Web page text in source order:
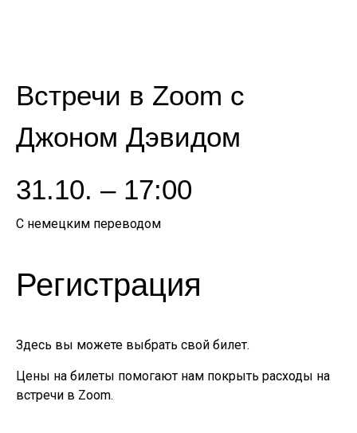
Встречи в Zoom с
Джоном Дэвидом
31.10. – 17:00
С немецким переводом
Регистрация
Здесь вы можете выбрать свой билет.
Цены на билеты помогают нам покрыть расходы на
встречи в Zoom.